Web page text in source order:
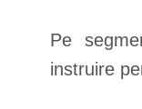
Pe
instruire